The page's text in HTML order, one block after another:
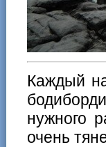
Каждый
нужного
очень